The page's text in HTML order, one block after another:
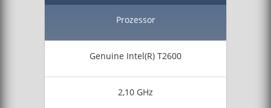
Prozessor
Genuine Intel(R) T2600
2,10 GHz